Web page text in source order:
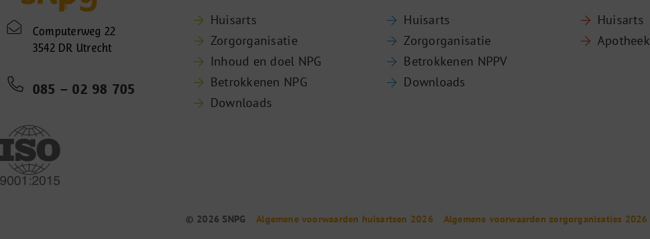
Computerweg 22
3542 DR Utrecht
085 – 02 98 705
Huisarts
Zorgorganisatie
Inhoud en doel NPG
Betrokkenen NPG
Downloads
Huisarts
Zorgorganisatie
Betrokkenen NPPV
Downloads
Huisarts
Apotheek
© 2026 SNPG Algemene voorwaarden huisartsen 2026 Algemene voorwaarden zorgorganisaties 2026